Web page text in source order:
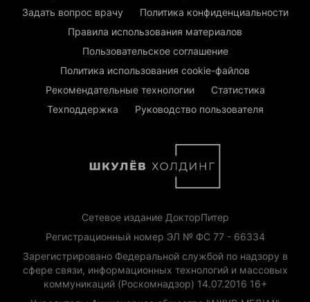
Задать вопрос врачу
Политика конфиденциальности
Правила использования материалов
Пользовательское соглашение
Политика использования cookie-файлов
Рекомендательные технологии
Статистика
Техподдержка
Руководство пользователя
Сетевое издание ДокторПитер
Регистрационный номер ЭЛ № ФС 77 - 66334
Зарегистрировано Федеральной службой по надзору в
сфере связи, информационных технологий и массовых
коммуникаций (Роскомнадзор) 14.07.2016 16+